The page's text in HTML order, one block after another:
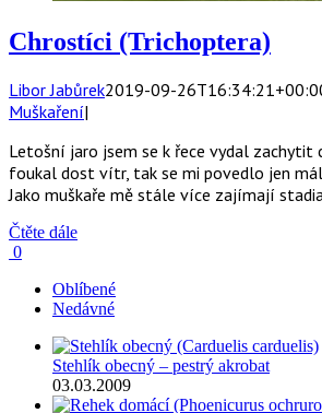
Chrostíci (Trichoptera)
Libor Jabůrek2019-09-
Muškaření|
Letošní jaro jsem se k řece vydal zachytit
foukal dost vítr, tak se mi povedlo jen
Jako muškaře mě stále více zajímají
Čtěte dále
0
Oblíbené
Nedávné
Stehlík obecný – pestrý akrobat
03.03.2009